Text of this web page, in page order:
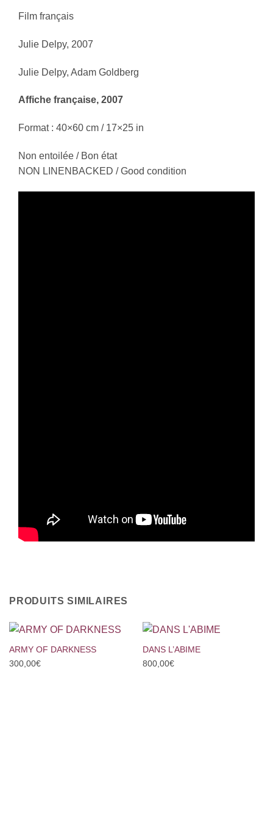
Film français
Julie Delpy, 2007
Julie Delpy, Adam Goldberg
Affiche française, 2007
Format : 40×60 cm / 17×25 in
Non entoilée / Bon état
NON LINENBACKED / Good condition
PRODUITS SIMILAIRES
ARMY OF DARKNESS
300,00€
DANS L’ABIME
800,00€